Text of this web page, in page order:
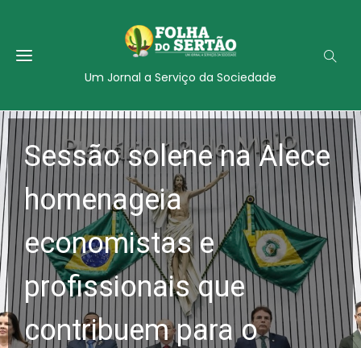
Um Jornal a Serviço da Sociedade
Sessão solene na Alece
homenageia
economistas e
profissionais que
contribuem para o